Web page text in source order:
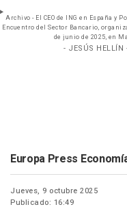
Archivo - El CEO de ING en España y
Encuentro del Sector Bancario,
de junio de 2025, en
- JESÚS HELLÍN
Europa Press
Jueves, 9 octubre 2025
Publicado: 16:49